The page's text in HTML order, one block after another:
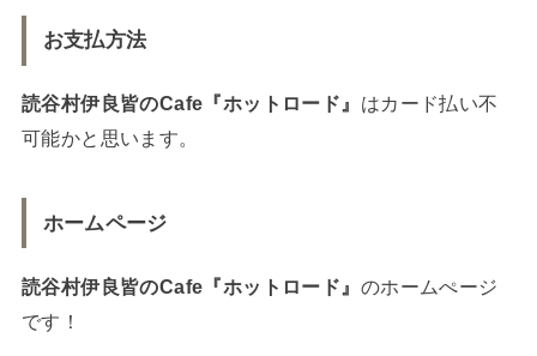
お支払方法
読谷村伊良皆のCafe『ホットロード』 はカード払い不
可能かと思います。
ホームページ
読谷村伊良皆のCafe『ホットロード』 のホームぺージ
です！